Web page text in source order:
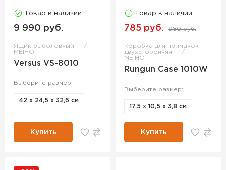
Товар в наличии
9 990 руб.
Ящик рыболовный
MEIHO
Versus VS-8010
Выберите размер:
42 х 24,5 х 32,6 см
Купить
Товар в наличии
785 руб. 980 руб.
Коробка для приманок
двухсторонняя
MEIHO
Rungun Case 1010W
Выберите размер:
17,5 х 10,5 х 3,8 см
Купить